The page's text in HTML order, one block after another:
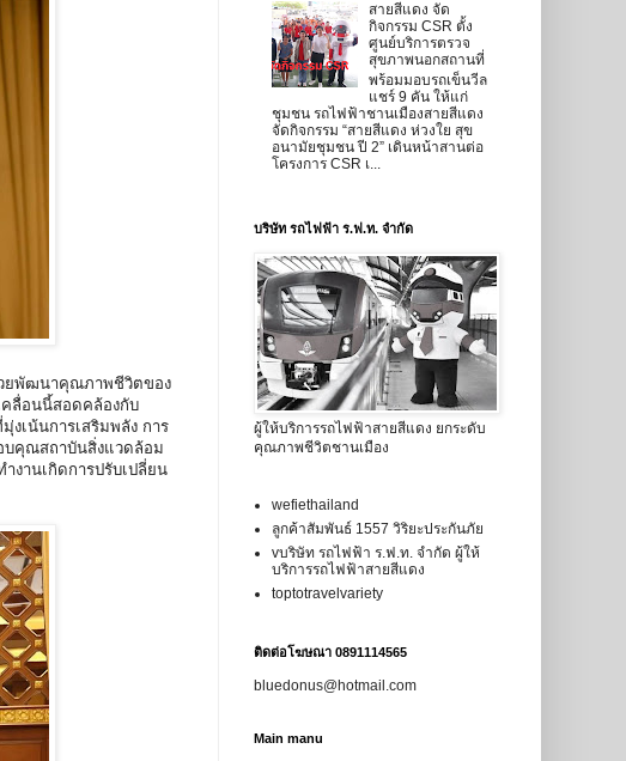
วยพัฒนาคุณภาพชีวิตของ
คลื่อนนี้สอดคล้องกับ
เน้นการเสริมพลัง การ
บคุณสถาบันสิ่งแวดล้อม
งานเกิดการปรับเปลี่ยน
สายสีแดง จัด
กิจกรรม CSR ตั้ง
ศูนย์บริการตรวจ
สุขภาพนอกสถานที่
พร้อมมอบรถเข็นวีล
แชร์ 9 คัน ให้แก่
ชุมชน รถไฟฟ้าชานเมืองสายสีแดง
จัดกิจกรรม “สายสีแดง ห่วงใย สุข
อนามัยชุมชน ปี 2” เดินหน้าสานต่อ
โครงการ CSR เ...
บริษัท รถไฟฟ้า ร.ฟ.ท. จำกัด
ผู้ให้บริการรถไฟฟ้าสายสีแดง ยกระดับ
คุณภาพชีวิตชานเมือง
wefiethailand
ลูกค้าสัมพันธ์ 1557 วิริยะประกันภัย
vบริษัท รถไฟฟ้า ร.ฟ.ท. จำกัด ผู้ให้
บริการรถไฟฟ้าสายสีแดง
toptotravelvariety
ติดต่อโฆษณา 0891114565
bluedonus@hotmail.com
Main manu